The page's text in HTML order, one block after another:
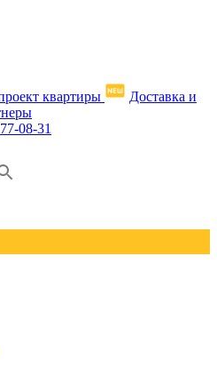
квартиры
Доставка и
08-31